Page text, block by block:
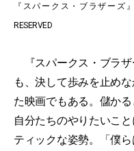
『スパークス・ブラザーズ』©
RESERVED
『スパークス・ブラザ
も、決して歩みを止め
た映画でもある。儲か
自分たちのやりたいこ
ティックな姿勢。「僕